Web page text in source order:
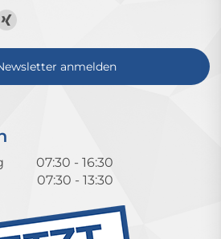
Zum
Xing-
Profil
anmelden
07:30 - 16:30
07:30 - 13:30